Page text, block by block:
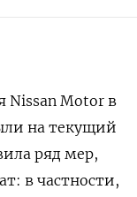
Nissan Motor в
на текущий
ряд мер,
в частности,